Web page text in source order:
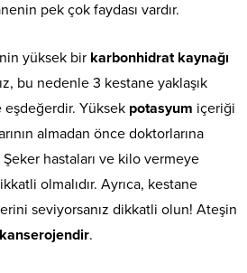
pek çok faydası vardır.
yüksek bir karbonhidrat kaynağı
bu nedenle 3 kestane yaklaşık
Yüksek potasyum içeriği
almadan önce doktorlarına
Şeker hastaları ve kilo vermeye
olmalıdır. Ayrıca, kestane
seviyorsanız dikkatli olun! Ateşin
kanserojendir.